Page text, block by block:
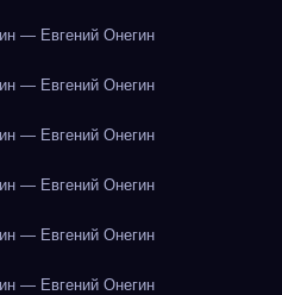
— Евгений Онегин
— Евгений Онегин
— Евгений Онегин
— Евгений Онегин
— Евгений Онегин
— Евгений Онегин